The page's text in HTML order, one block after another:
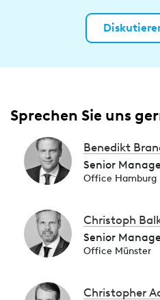
Sprechen Sie uns
Benedikt
Senior
Office Hamburg
Christoph
Senior
Office Münster
Christopher